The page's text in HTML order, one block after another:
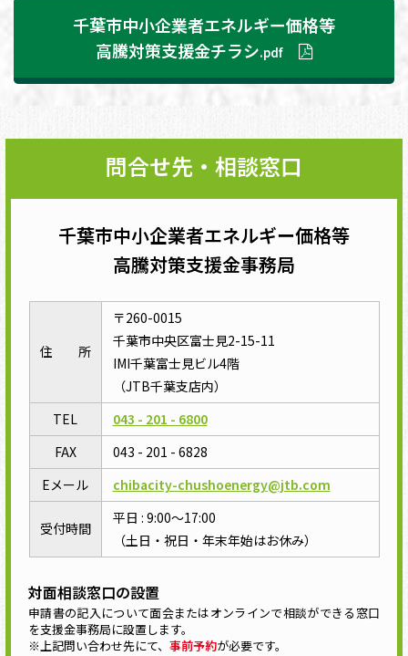
千葉市中小企業者エネルギー価格等
高騰対策支援金チラシ.pdf
問合せ先・相談窓口
千葉市中小企業者エネルギー価格等
高騰対策支援金事務局
住 所
〒260-0015
千葉市中央区富士見2-15-11
IMI千葉富士見ビル4階
（JTB千葉支店内）
TEL
043 - 201 - 6800
FAX
043 - 201 - 6828
Eメール
chibacity-chushoenergy@jtb.com
受付時間
平日 : 9:00～17:00
（土日・祝日・年末年始はお休み）
対面相談窓口の設置
申請書の記入について面会またはオンラインで相談ができる窓口
を支援金事務局に設置します。
※上記問い合わせ先にて、事前予約が必要です。